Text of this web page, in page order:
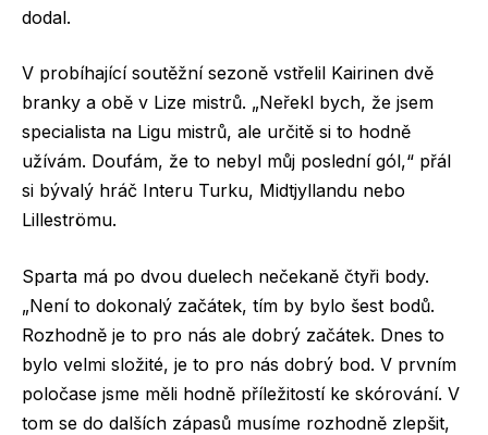
dodal.
V probíhající soutěžní sezoně vstřelil Kairinen dvě
branky a obě v Lize mistrů. „Neřekl bych, že jsem
specialista na Ligu mistrů, ale určitě si to hodně
užívám. Doufám, že to nebyl můj poslední gól,“ přál
si bývalý hráč Interu Turku, Midtjyllandu nebo
Lilleströmu.
Sparta má po dvou duelech nečekaně čtyři body.
„Není to dokonalý začátek, tím by bylo šest bodů.
Rozhodně je to pro nás ale dobrý začátek. Dnes to
bylo velmi složité, je to pro nás dobrý bod. V prvním
poločase jsme měli hodně příležitostí ke skórování. V
tom se do dalších zápasů musíme rozhodně zlepšit,